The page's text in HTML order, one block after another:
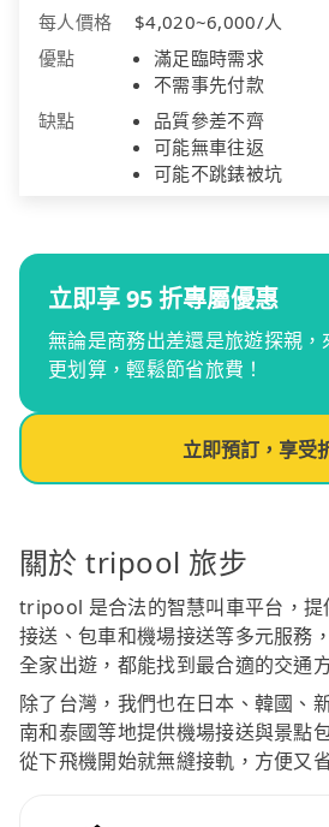
每人價格
$4,020~6,000/人
優點
滿足臨時需求
不需事先付款
缺點
品質參差不齊
可能無車往返
可能不跳錶被坑
立即享 95 折專屬優惠
無論是商務出差還是旅遊探親
更划算，輕鬆節省旅費！
立即預訂，享受
關於 tripool 旅步
tripool 是合法的智慧叫車平台，提
接送、包車和機場接送等多元服務
全家出遊，都能找到最合適的交通
除了台灣，我們也在日本、韓國、
南和泰國等地提供機場接送與景點
從下飛機開始就無縫接軌，方便又